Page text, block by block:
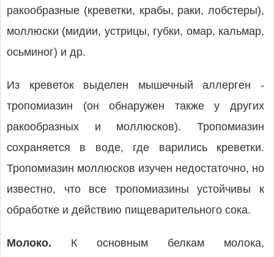
ракообразные (креветки, крабы, раки, лобстеры),
моллюски (мидии, устрицы, губки, омар, кальмар,
осьминог) и др.
Из креветок выделен мышечный аллерген -
тропомиазин (он обнаружен также у других
ракообразных и моллюсков). Тропомиазин
сохраняется в воде, где варились креветки.
Тропомиазин моллюсков изучен недостаточно, но
известно, что все тропомиазины устойчивы к
обработке и действию пищеварительного сока.
Молоко. К основным белкам молока,